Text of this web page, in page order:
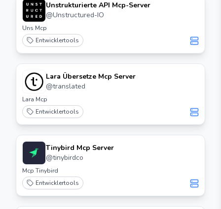
Unstrukturierte API Mcp-Server
@Unstructured-IO
Uns Mcp
Entwicklertools
Lara Übersetze Mcp Server
@translated
Lara Mcp
Entwicklertools
Tinybird Mcp Server
@tinybirdco
Mcp Tinybird
Entwicklertools